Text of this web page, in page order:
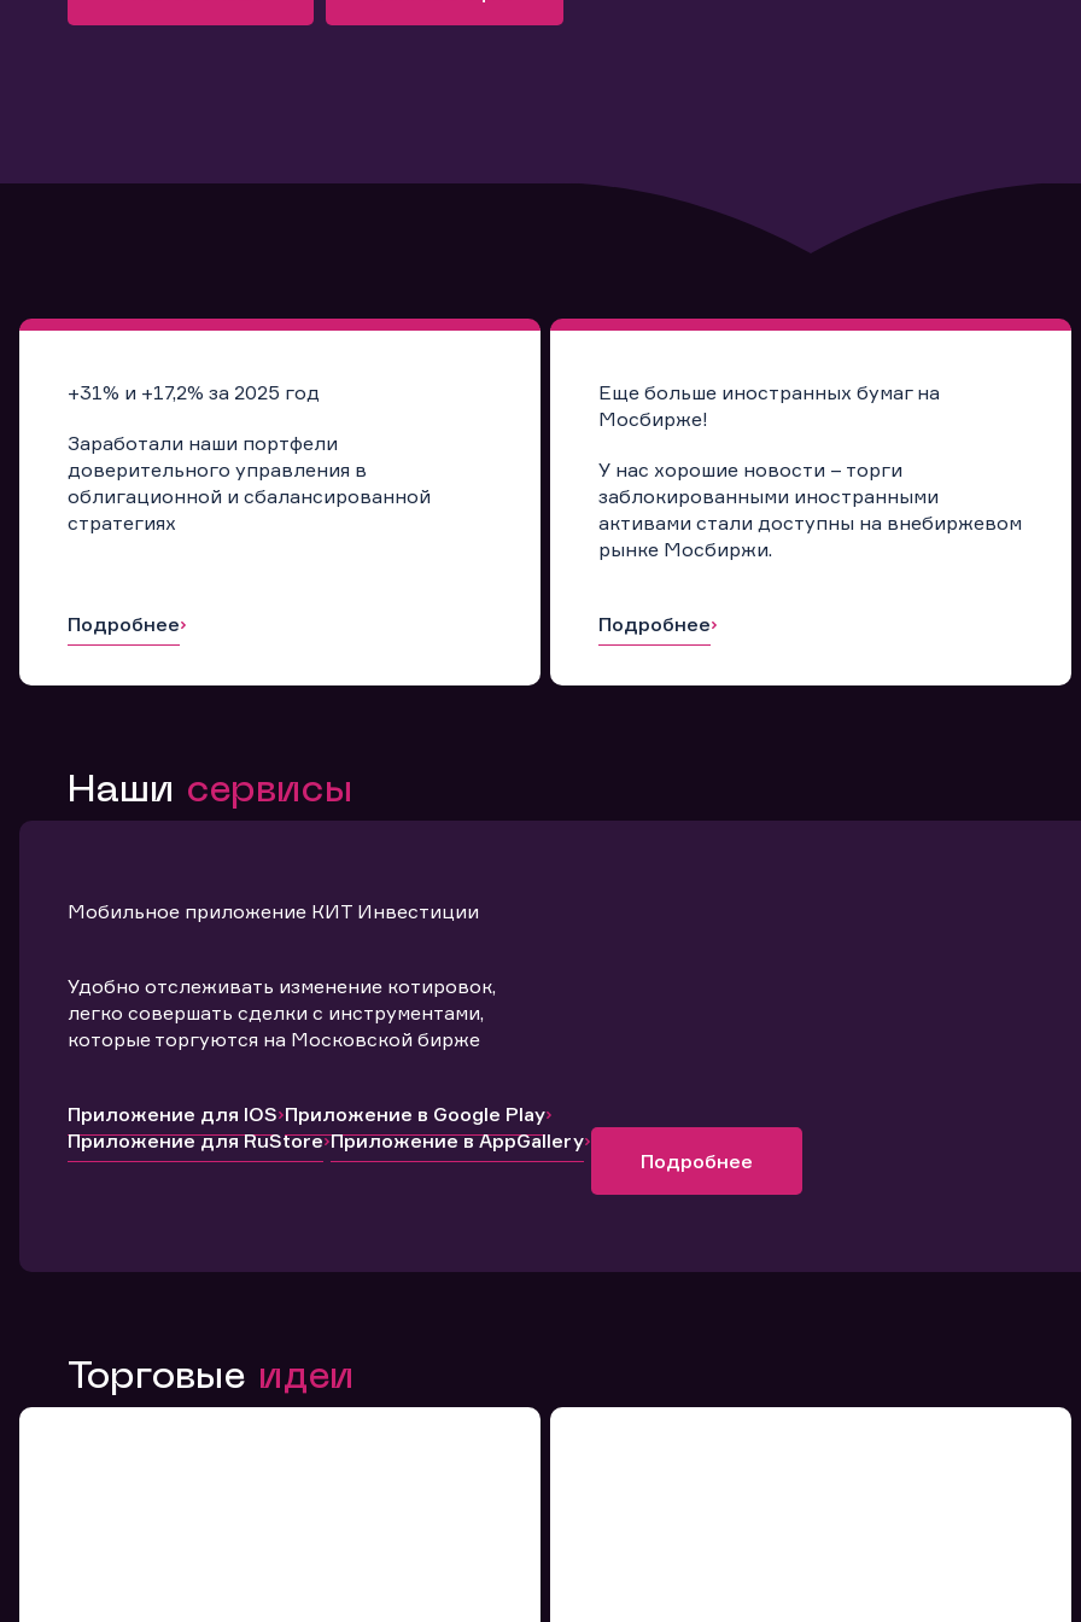
+31% и +17,2% за 2025 год
Заработали наши портфели
доверительного управления в
облигационной и сбалансированной
стратегиях
Подробнее
Еще больше иностранных бумаг на
Мосбирже!
У нас хорошие новости – торги
заблокированными иностранными
активами стали доступны на внебиржевом
рынке Мосбиржи.
Подробнее
Наши сервисы
Мобильное приложение КИТ Инвестиции
Удобно отслеживать изменение котировок,
легко совершать сделки с инструментами,
которые торгуются на Московской бирже
Приложение для IOS Приложение в Google Play
Приложение для RuStore Приложение в AppGallery
Подробнее
Торговые идеи